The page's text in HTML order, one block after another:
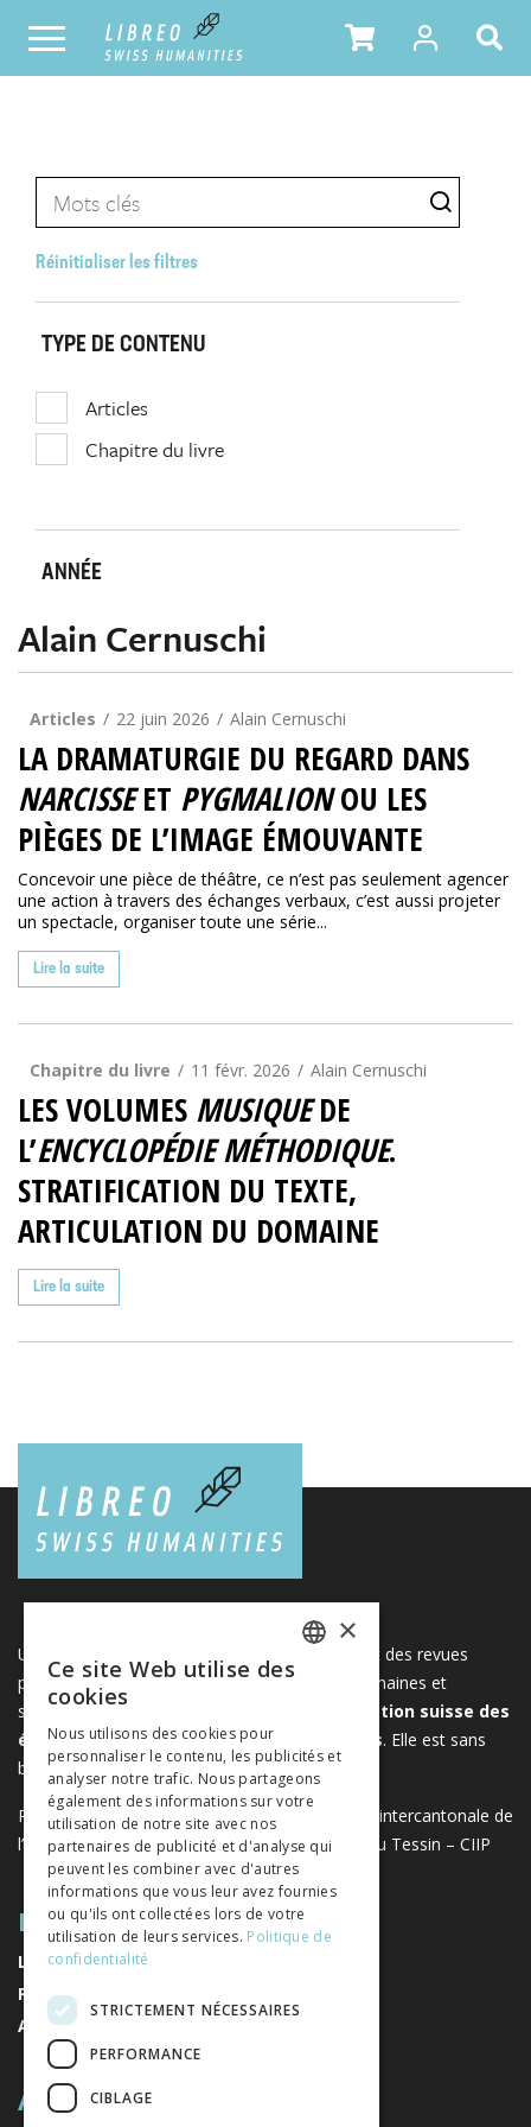
Réinitialiser les filtres
TYPE DE CONTENU
Articles
Chapitre du livre
ANNÉE
Alain Cernuschi
Articles 22 juin 2026 Alain Cernuschi
LA DRAMATURGIE DU REGARD DANS
NARCISSEET PYGMALIONOU LES
PIÈGES DE L’IMAGE ÉMOUVANTE
Concevoir une pièce de théâtre, ce n’est pas seulement agencer
une action à travers des échanges verbaux, c’est aussi projeter
un spectacle, organiser toute une série...
Lire la suite
Chapitre du livre 11 févr. 2026 Alain Cernuschi
LES VOLUMES MUSIQUEDE
L’ENCYCLOPÉDIE MÉTHODIQUE.
STRATIFICATION DU TEXTE,
ARTICULATION DU DOMAINE
Lire la suite
Une plateforme unique regroupant des livres et des revues
publiés par les éditeurs suisses de sciences humaines et
sociales. Libreo.ch est la propriété de l'
Association suisse des
éditeurs de sciences sociales et humaines. Elle est sans
but lucratif.www.editeurssuisses.ch
Projet réalisé avec le soutien de la Conférence intercantonale de
l’instruction publique de la Suisse romande et du Tessin – CIIP
PLAN DU SITE
LIVRES
REVUES
AUTEURS
A PROPOS
ITALIAN
×
Ce site Web utilise des
cookies
Nous utilisons des cookies pour
personnaliser le contenu, les publicités et
analyser notre trafic. Nous partageons
également des informations sur votre
utilisation de notre site avec nos
partenaires de publicité et d'analyse qui
peuvent les combiner avec d'autres
informations que vous leur avez fournies
ou qu'ils ont collectées lors de votre
utilisation de leurs services. Politique de
confidentialité
STRICTEMENT NÉCESSAIRES
PERFORMANCE
CIBLAGE